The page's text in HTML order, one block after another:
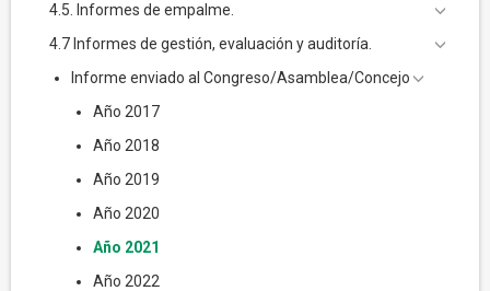
4.5. Informes de empalme.
4.7 Informes de gestión, evaluación y auditoría.
Informe enviado al Congreso/Asamblea/Concejo
Año 2017
Año 2018
Año 2019
Año 2020
Año 2021
Año 2022